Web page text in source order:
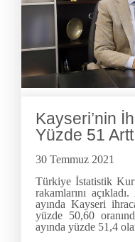
Kayseri’nin
Yüzde 51
30 Temmuz 2021
Türkiye İstatistik
rakamlarını
ayında Kayseri
yüzde 50,60
ayında yüzde 51,4